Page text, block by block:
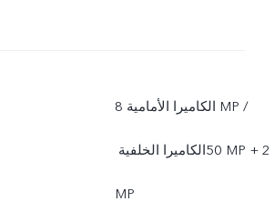
الكاميرا الأمامية 8‎ MP /
الكاميرا الخلفية ‏‎50 MP + ‏2‎
MP